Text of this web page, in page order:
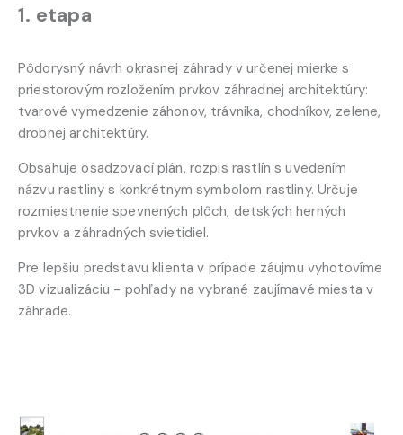
1. etapa
Pôdorysný návrh okrasnej záhrady v určenej mierke s
priestorovým rozložením prvkov záhradnej architektúry:
tvarové vymedzenie záhonov, trávnika, chodníkov, zelene,
drobnej architektúry.
Obsahuje osadzovací plán, rozpis rastlín s uvedením
názvu rastliny s konkrétnym symbolom rastliny. Určuje
rozmiestnenie spevnených plôch, detských herných
prvkov a záhradných svietidiel.
Pre lepšiu predstavu klienta v prípade záujmu vyhotovíme
3D vizualizáciu - pohľady na vybrané zaujímavé miesta v
záhrade.